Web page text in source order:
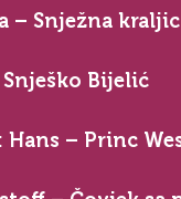
– Snježna
Bijelić
Hans – Princ